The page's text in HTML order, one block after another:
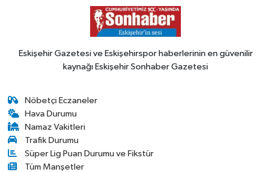
Eskişehir Gazetesi ve Eskişehirspor haberlerinin en güvenilir
kaynağı Eskişehir Sonhaber Gazetesi
Nöbetçi Eczaneler
Hava Durumu
Namaz Vakitleri
Trafik Durumu
Süper Lig Puan Durumu ve Fikstür
Tüm Manşetler